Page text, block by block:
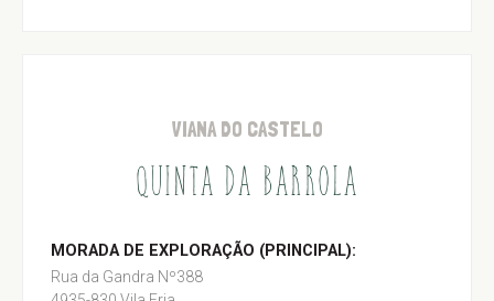
VIANA DO CASTELO
QUINTA DA BARROLA
MORADA DE EXPLORAÇÃO (PRINCIPAL):
Rua da Gandra Nº388